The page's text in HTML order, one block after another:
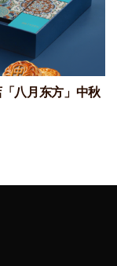
八月东方」中秋